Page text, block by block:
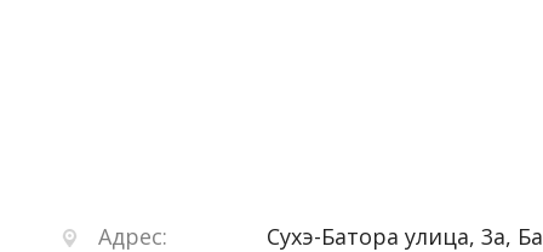
Адрес: Сухэ-Батора улица, 3а,